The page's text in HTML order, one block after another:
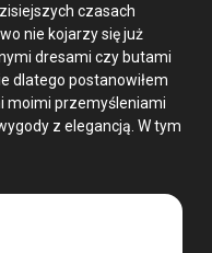
czasach
nie kojarzy się już
dresami czy butami
dlatego postanowiłem
moimi przemyśleniami
z elegancją. W tym